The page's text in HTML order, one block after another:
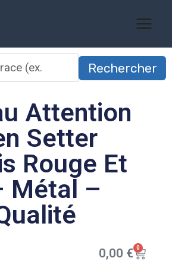
Rechercher
Attention
Setter
Rouge Et
Métal –
0,00 € 0